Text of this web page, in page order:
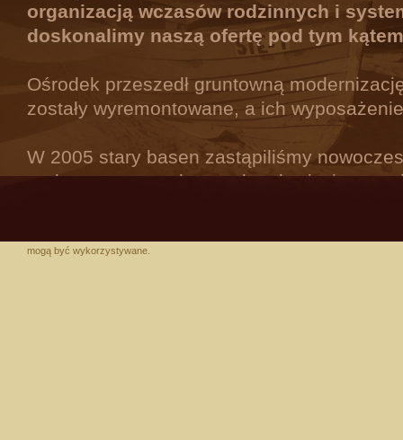
organizacją wczasów rodzinnych i
doskonalimy naszą ofertę pod tym
Ośrodek przeszedł gruntowną
zostały wyremontowane, a ich
W 2005 stary basen zastąpiliśmy
podgrzewaną wodą, a salę telewizyjną
mogą być wykorzystywane.